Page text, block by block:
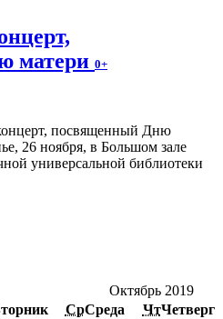
матери 0+
посвященный Дню
26 ноября, в Большом зале
универсальной библиотеки
Октябрь 2019
СрСреда ЧтЧетверг